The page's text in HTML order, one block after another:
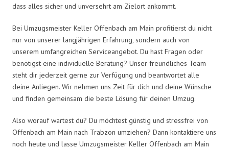
dass alles sicher und unversehrt am Zielort ankommt.
Bei Umzugsmeister Keller Offenbach am Main profitierst du nicht
nur von unserer langjährigen Erfahrung, sondern auch von
unserem umfangreichen Serviceangebot. Du hast Fragen oder
benötigst eine individuelle Beratung? Unser freundliches Team
steht dir jederzeit gerne zur Verfügung und beantwortet alle
deine Anliegen. Wir nehmen uns Zeit für dich und deine Wünsche
und finden gemeinsam die beste Lösung für deinen Umzug.
Also worauf wartest du? Du möchtest günstig und stressfrei von
Offenbach am Main nach Trabzon umziehen? Dann kontaktiere uns
noch heute und lasse Umzugsmeister Keller Offenbach am Main